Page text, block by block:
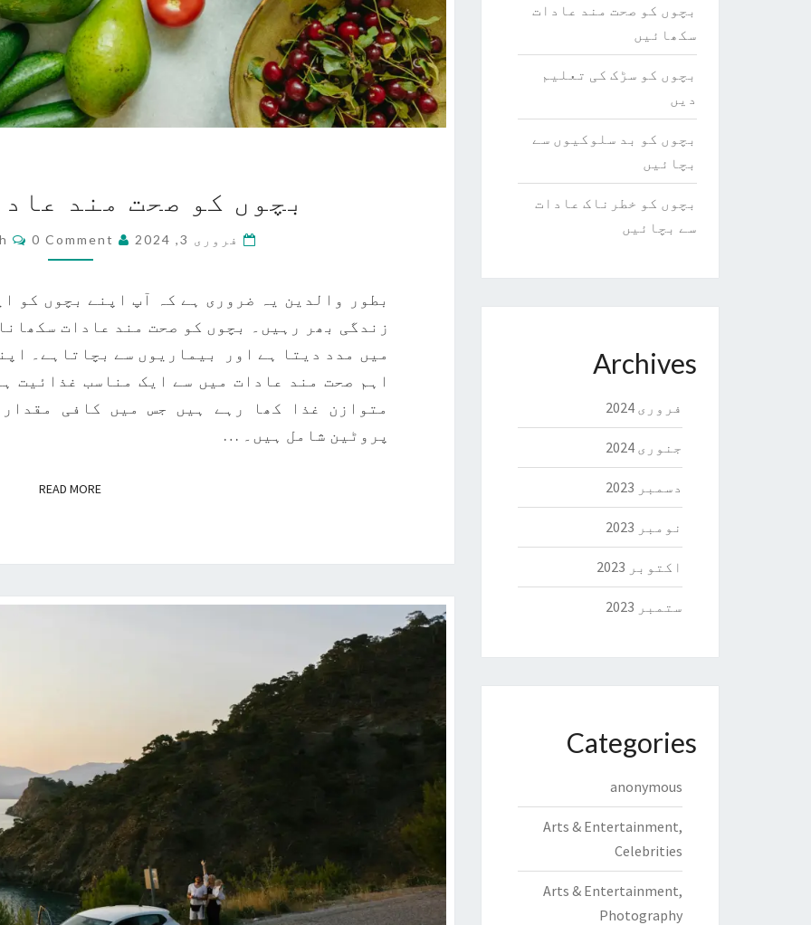
کو
صحت
مند
بچوں کو صحت مند
فروری 3, 2024 0 Comment
بطور والدین یہ ضروری ہے کہ آپ اپنے بچوں کو
زندگی بھر رہیں۔ بچوں کو صحت مند عادات
میں مدد دیتا ہے اور بیماریوں سے بچاتاہے۔
اہم صحت مند عادات میں سے ایک مناسب غذائیت
متوازن غذا کھا رہے ہیں جس میں کافی
پروٹین شامل ہیں۔ …
READ MORE
MORE
بچوں کو صحت مند عادات
سکھائیں
بچوں کو سڑک کی تعلیم
دیں
بچوں کو بد سلوکیوں سے
بچائیں
بچوں کو خطرناک عادات
سے بچائیں
Archives
فروری 2024
جنوری 2024
دسمبر 2023
نومبر 2023
اکتوبر 2023
ستمبر 2023
Categories
anonymous
Arts & Entertainment,
Celebrities
Arts & Entertainment,
Photography